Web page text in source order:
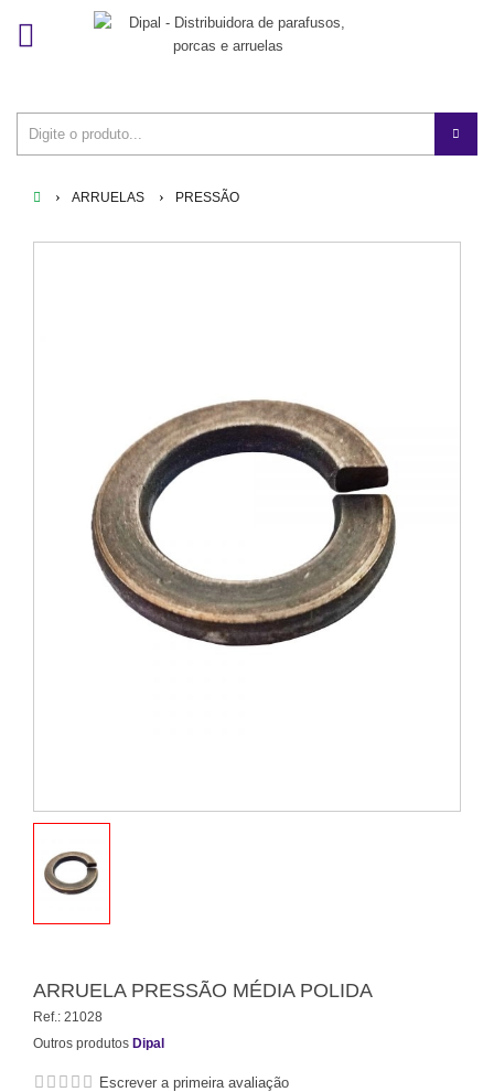
ARRUELAS PRESSÃO
ARRUELA PRESSÃO MÉDIA POLIDA
Ref.: 21028
Outros produtos Dipal
Escrever a primeira avaliação